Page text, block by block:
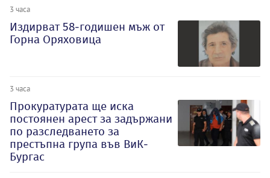
3 часа
Издирват 58-годишен мъж от
Горна Оряховица
3 часа
Прокуратурата ще иска
постоянен арест за задържани
по разследването за
престъпна група във ВиК-
Бургас